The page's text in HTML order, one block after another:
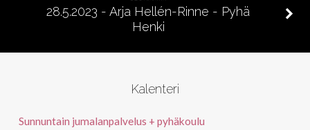
28.5.2023 - Arja Hellén-Rinne - Pyhä
Henki
Kalenteri
Sunnuntain jumalanpalvelus + pyhäkoulu